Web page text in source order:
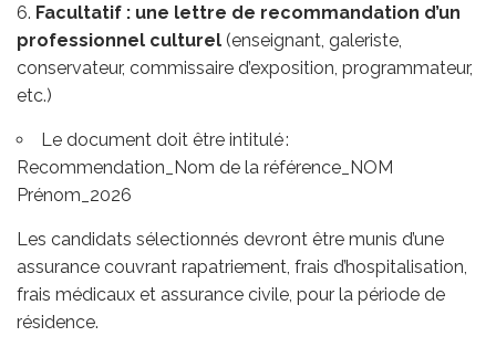
Facultatif : une lettre de recommandation d’un
professionnel culturel (enseignant, galeriste,
conservateur, commissaire d’exposition, programmateur,
etc.)
Le document doit être intitulé :
Recommendation_Nom de la référence_NOM
Prénom_2026
Les candidats sélectionnés devront être munis d’une
assurance couvrant rapatriement, frais d’hospitalisation,
frais médicaux et assurance civile, pour la période de
résidence.